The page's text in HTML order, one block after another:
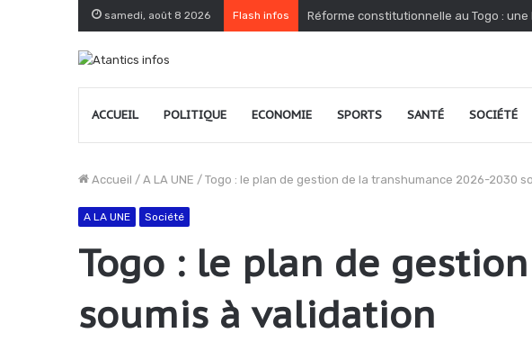
samedi, août 8 2026 Flash infos Réforme constitutionnelle au Togo :
ACCUEIL POLITIQUE ECONOMIE SPORTS SANTÉ SOCIÉTÉ
Accueil / A LA UNE / Togo : le plan de gestion de la transhumance 2026-2030
A LA UNE Société
Togo : le plan de
soumis à validation